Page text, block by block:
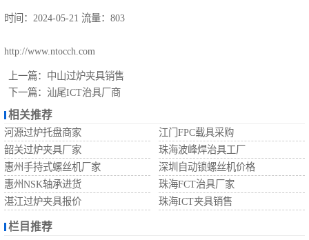
时间：2024-05-21 流量：803
http://www.ntocch.com
上一篇： 中山过炉夹具销售
下一篇： 汕尾ICT治具厂商
相关推荐
河源过炉托盘商家
江门FPC载具采购
韶关过炉夹具厂家
珠海波峰焊治具工厂
惠州手持式螺丝机厂家
深圳自动锁螺丝机价格
惠州NSK轴承进货
珠海FCT治具厂家
湛江过炉夹具报价
珠海ICT夹具销售
栏目推荐
自动螺丝机